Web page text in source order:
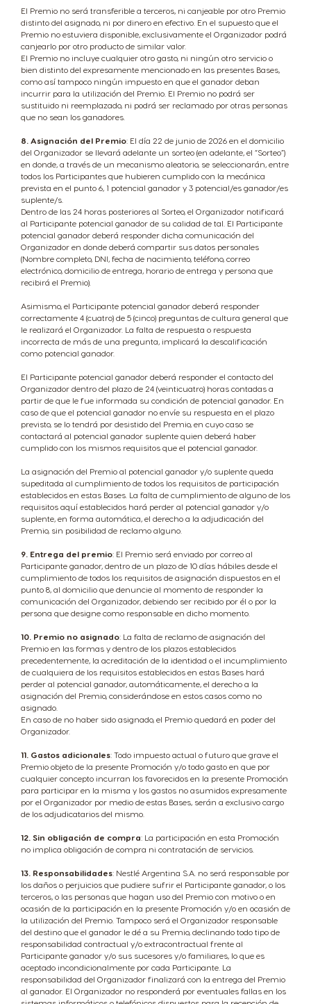
El Premio no será transferible a terceros, ni canjeable por otro Premio
distinto del asignado, ni por dinero en efectivo. En el supuesto que el
Premio no estuviera disponible, exclusivamente el Organizador podrá
canjearlo por otro producto de similar valor.
El Premio no incluye cualquier otro gasto, ni ningún otro servicio o
bien distinto del expresamente mencionado en las presentes Bases,
como así tampoco ningún impuesto en que el ganador deban
incurrir para la utilización del Premio. El Premio no podrá ser
sustituido ni reemplazado, ni podrá ser reclamado por otras personas
que no sean los ganadores.
8. Asignación del Premio: El día 22 de junio de 2026 en el domicilio
del Organizador se llevará adelante un sorteo (en adelante, el “Sorteo”)
en donde, a través de un mecanismo aleatorio, se seleccionarán, entre
todos los Participantes que hubieren cumplido con la mecánica
prevista en el punto 6, 1 potencial ganador y 3 potencial/es ganador/es
suplente/s.
Dentro de las 24 horas posteriores al Sorteo, el Organizador notificará
al Participante potencial ganador de su calidad de tal. El Participante
potencial ganador deberá responder dicha comunicación del
Organizador en donde deberá compartir sus datos personales
(Nombre completo, DNI, fecha de nacimiento, teléfono, correo
electrónico, domicilio de entrega, horario de entrega y persona que
recibirá el Premio).
Asimismo, el Participante potencial ganador deberá responder
correctamente 4 (cuatro) de 5 (cinco) preguntas de cultura general que
le realizará el Organizador. La falta de respuesta o respuesta
incorrecta de más de una pregunta, implicará la descalificación
como potencial ganador.
El Participante potencial ganador deberá responder el contacto del
Organizador dentro del plazo de 24 (veinticuatro) horas contadas a
partir de que le fue informada su condición de potencial ganador. En
caso de que el potencial ganador no envíe su respuesta en el plazo
previsto, se lo tendrá por desistido del Premio, en cuyo caso se
contactará al potencial ganador suplente quien deberá haber
cumplido con los mismos requisitos que el potencial ganador.
La asignación del Premio al potencial ganador y/o suplente queda
supeditada al cumplimiento de todos los requisitos de participación
establecidos en estas Bases. La falta de cumplimiento de alguno de los
requisitos aquí establecidos hará perder al potencial ganador y/o
suplente, en forma automática, el derecho a la adjudicación del
Premio, sin posibilidad de reclamo alguno.
9. Entrega del premio: El Premio será enviado por correo al
Participante ganador, dentro de un plazo de 10 días hábiles desde el
cumplimiento de todos los requisitos de asignación dispuestos en el
punto 8, al domicilio que denuncie al momento de responder la
comunicación del Organizador, debiendo ser recibido por él o por la
persona que designe como responsable en dicho momento.
10. Premio no asignado: La falta de reclamo de asignación del
Premio en las formas y dentro de los plazos establecidos
precedentemente, la acreditación de la identidad o el incumplimiento
de cualquiera de los requisitos establecidos en estas Bases hará
perder al potencial ganador, automáticamente, el derecho a la
asignación del Premio, considerándose en estos casos como no
asignado.
En caso de no haber sido asignado, el Premio quedará en poder del
Organizador.
11. Gastos adicionales: Todo impuesto actual o futuro que grave el
Premio objeto de la presente Promoción y/o todo gasto en que por
cualquier concepto incurran los favorecidos en la presente Promoción
para participar en la misma y los gastos no asumidos expresamente
por el Organizador por medio de estas Bases, serán a exclusivo cargo
de los adjudicatarios del mismo.
12. Sin obligación de compra: La participación en esta Promoción
no implica obligación de compra ni contratación de servicios.
13. Responsabilidades: Nestlé Argentina S.A. no será responsable por
los daños o perjuicios que pudiere sufrir el Participante ganador, o los
terceros, o las personas que hagan uso del Premio con motivo o en
ocasión de la participación en la presente Promoción y/o en ocasión de
la utilización del Premio. Tampoco será el Organizador responsable
del destino que el ganador le dé a su Premio, declinando todo tipo de
responsabilidad contractual y/o extracontractual frente al
Participante ganador y/o sus sucesores y/o familiares, lo que es
aceptado incondicionalmente por cada Participante. La
responsabilidad del Organizador finalizará con la entrega del Premio
al ganador. El Organizador no responderá por eventuales fallas en los